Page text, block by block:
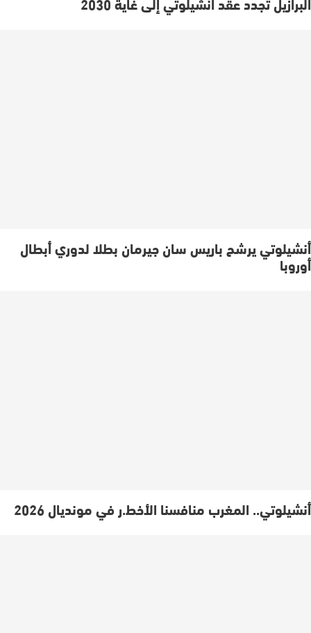
أنشيلوتي يرشح باريس سان جيرمان بطلا لدوري أبطال
أوروبا
أنشيلوتي.. المغرب منافسنا الأخط.ر في مونديال 2026